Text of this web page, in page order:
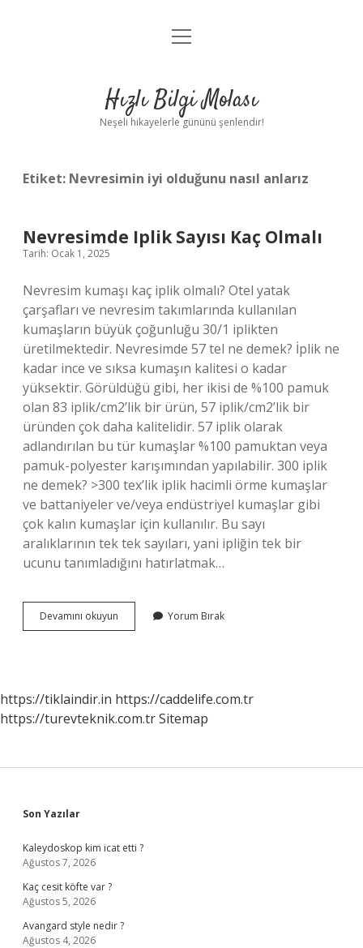
Anasayfa
Yasal Uyarı
menüyü
Hızlı Bilgi Molası
Neşeli hikayelerle gününü şenlendir!
Etiket: Nevresimin iyi olduğunu nasıl anlarız
Nevresimde Iplik Sayısı Kaç Olmalı
Tarih: Ocak 1, 2025
Nevresim kumaşı kaç iplik olmalı? Otel yatak
çarşafları ve nevresim takımlarında kullanılan
kumaşların büyük çoğunluğu 30/1 iplikten
üretilmektedir. Nevresimde 57 tel ne demek? İplik ne
kadar ince ve sıksa kumaşın kalitesi o kadar
yüksektir. Görüldüğü gibi, her ikisi de %100 pamuk
olan 83 iplik/cm2’lik bir ürün, 57 iplik/cm2’lik bir
üründen çok daha kalitelidir. 57 iplik olarak
adlandırılan bu tür kumaşlar %100 pamuktan veya
pamuk-polyester karışımından yapılabilir. 300 iplik
ne demek? >300 tex’lik iplik hacimli örme kumaşlar
ve battaniyeler ve/veya endüstriyel kumaşlar gibi
çok kalın kumaşlar için kullanılır. Bu sayı
aralıklarının tek tek sayıları, yani ipliğin tek bir
ucunu tanımladığını hatırlatmak…
Devamını okuyun Nevresimde
Iplik
Yorum Bırak
https://tiklaindir.in https://caddelife.com.tr
https://turevteknik.com.trSitemap
Sidebar
Son Yazılar
Kaleydoskop kim icat etti ?
Ağustos 7, 2026
Kaç cesit köfte var ?
Ağustos 5, 2026
Avangard style nedir ?
Ağustos 4, 2026